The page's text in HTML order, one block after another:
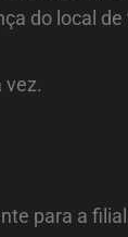
do local de
vez.
para a